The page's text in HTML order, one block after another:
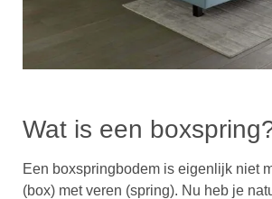
Wat is een
Een boxspringbodem is eigenlijk niet
(box) met veren (spring). Nu heb je